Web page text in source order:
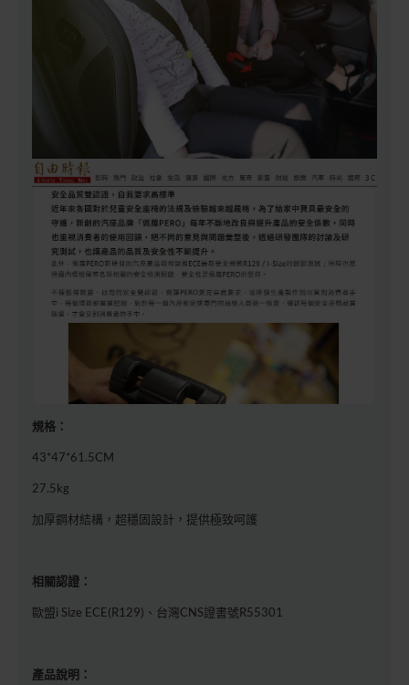
規格：
43*47*61.5CM
27.5kg
加厚鋼材結構，超穩固設計，提供極致呵護
相關認證：
歐盟i Size ECE(R129)、台灣CNS證書號R55301
產品說明：